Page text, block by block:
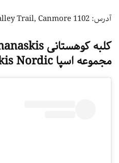
آدرس: 1102 Bow Valley Trail, Canmore
مجموعه اسپا Kananaskis Nordic